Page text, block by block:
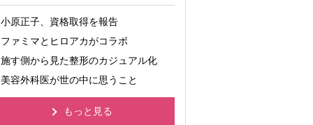
小原正子、資格取得を報告
ファミマとヒロアカがコラボ
施す側から見た整形のカジュアル化
美容外科医が世の中に思うこと
もっと見る